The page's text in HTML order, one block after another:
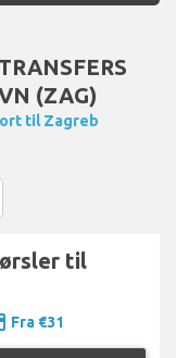
(ZAG)
til Zagreb
til
Fra €31